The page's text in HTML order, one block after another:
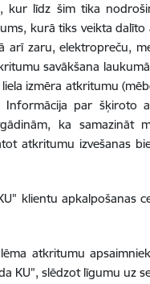
kur līdz šim tika
kurā tiks veikta dalīto
arī zaru, elektropreču,
savākšana
izmēra atkritumu
par šķiroto
ka samazināt
atkritumu izvešanas
klientu apkalpošanas
atkritumu
KU”, slēdzot līgumu uz